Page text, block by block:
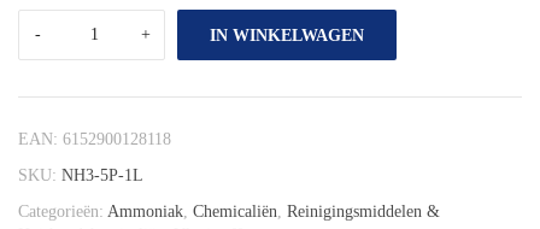
IN WINKELWAGEN
EAN: 6152900128118
SKU: NH3-5P-1L
Categorieën: Ammoniak Chemicaliën Reinigingsmiddelen &